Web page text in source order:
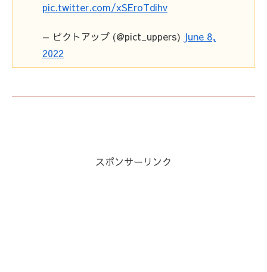
pic.twitter.com/xSEroTdihv
— ピクトアップ (@pict_uppers) June 8,
2022
スポンサーリンク